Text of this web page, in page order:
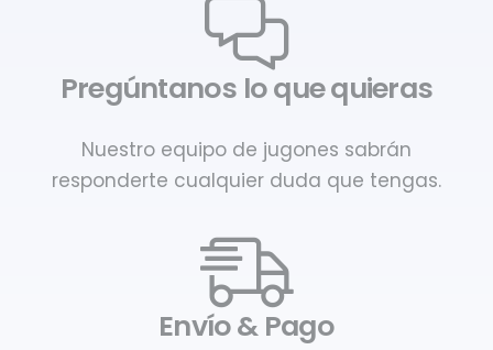
Pregúntanos lo que quieras
Nuestro equipo de jugones sabrán
responderte cualquier duda que tengas.
Envío & Pago